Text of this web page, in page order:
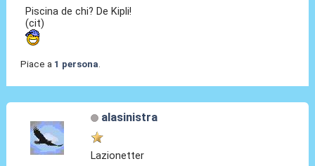
Piscina de chi? De Kipli!
(cit)
Piace a 1 persona.
alasinistra
Lazionetter